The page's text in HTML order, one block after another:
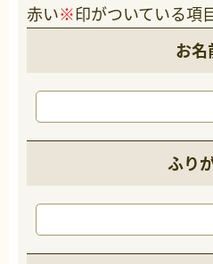
赤い※印がついている項
お名
ふり